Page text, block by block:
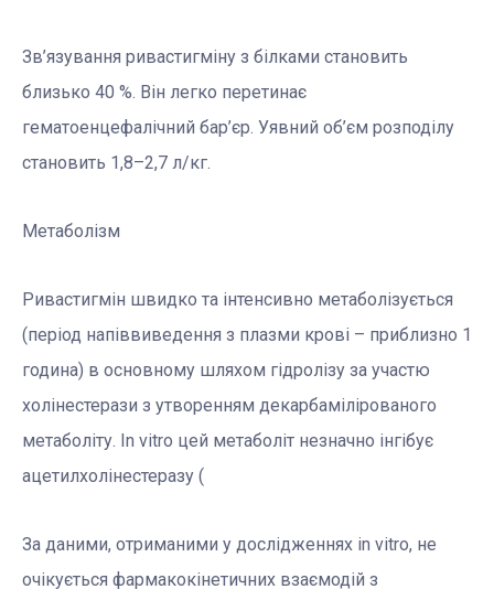
Зв’язування ривастигміну з білками становить
близько 40 %. Він легко перетинає
гематоенцефалічний бар’єр. Уявний об’єм розподілу
становить 1,8–2,7 л/кг.
Метаболізм
Ривастигмін швидко та інтенсивно метаболізується
(період напіввиведення з плазми крові – приблизно 1
година) в основному шляхом гідролізу за участю
холінестерази з утворенням декарбамілірованого
метаболіту. In vitro цей метаболіт незначно інгібує
ацетилхолінестеразу (
За даними, отриманими у дослідженнях in vitro, не
очікується фармакокінетичних взаємодій з